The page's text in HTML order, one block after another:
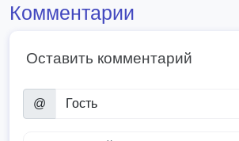
Комментарии
Оставить комментарий
@